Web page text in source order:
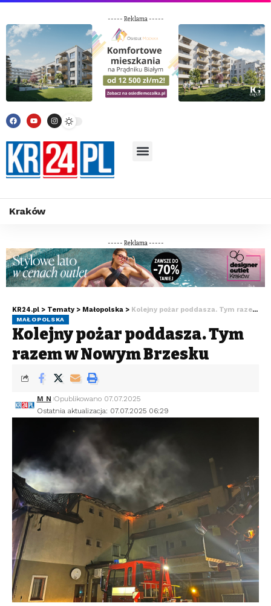
----- Reklama -----
Kraków
----- Reklama -----
KR24.pl > Tematy > Małopolska > Kolejny pożar poddasza. Tym razem w Nowym Brzesku
MAŁOPOLSKA
Kolejny pożar poddasza. Tym
razem w Nowym Brzesku
Ostatnia aktualizacja: 07.07.2025 06:29
M N Opublikowano 07.07.2025